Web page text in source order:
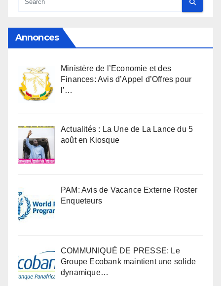
Annonces
Ministère de l’Economie et des
Finances: Avis d’Appel d’Offres pour
l’…
Actualités : La Une de La Lance du 5
août en Kiosque
PAM: Avis de Vacance Externe Roster
Enqueteurs
COMMUNIQUÉ DE PRESSE: Le
Groupe Ecobank maintient une solide
dynamique…